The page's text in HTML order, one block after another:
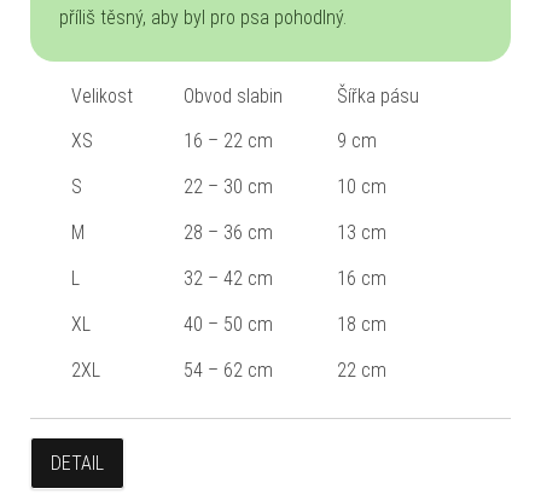
příliš těsný, aby byl pro psa pohodlný.
Velikost Obvod slabin
Šířka pásu
XS
16 – 22 cm
9 cm
S
22 – 30 cm
10 cm
M
28 – 36 cm
13 cm
L
32 – 42 cm
16 cm
XL
40 – 50 cm
18 cm
2XL
54 – 62 cm 22 cm
DETAIL